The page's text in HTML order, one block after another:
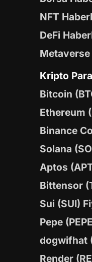
NFT
DeFi
Kripto
Bitcoin
Ethereum
Binance
Solana
Aptos
Bittensor
Sui (SUI)
Pepe
dogwifhat
Render